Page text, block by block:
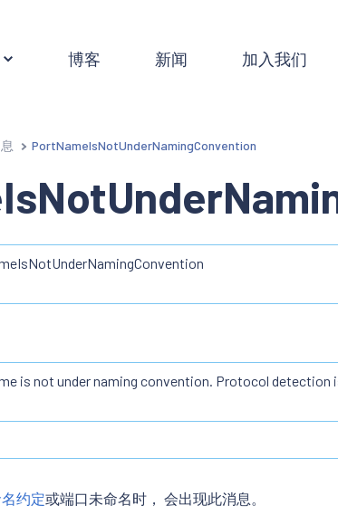
博客 新闻 加入我们
PortNameIsNotUnderNamingConvention
is not under naming convention. Protocol detection
约定或端口未命名时， 会出现此消息。